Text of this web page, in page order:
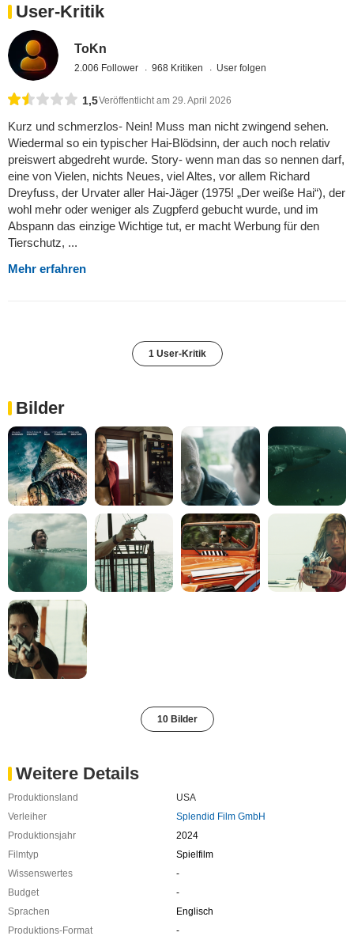
User-Kritik
ToKn
2.006 Follower 968 Kritiken User folgen
1,5Veröffentlicht am 29. April 2026
Kurz und schmerzlos- Nein! Muss man nicht zwingend sehen.
Wiedermal so ein typischer Hai-Blödsinn, der auch noch relativ
preiswert abgedreht wurde. Story- wenn man das so nennen darf,
eine von Vielen, nichts Neues, viel Altes, vor allem Richard
Dreyfuss, der Urvater aller Hai-Jäger (1975! „Der weiße Hai“), der
wohl mehr oder weniger als Zugpferd gebucht wurde, und im
Abspann das einzige Wichtige tut, er macht Werbung für den
Tierschutz, ...
Mehr erfahren
1 User-Kritik
Bilder
10 Bilder
Weitere Details
Produktionsland
USA
Verleiher
Splendid Film GmbH
Produktionsjahr
2024
Filmtyp
Spielfilm
Wissenswertes
-
Budget
-
Sprachen
Englisch
Produktions-Format
-